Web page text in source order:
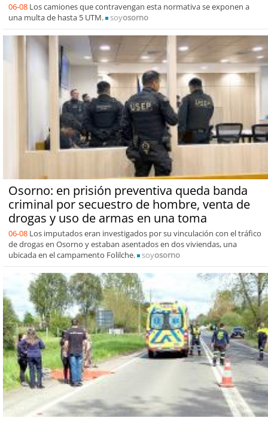
06-08 Los camiones que contravengan esta normativa se exponen a
una multa de hasta 5 UTM.
soyosorno
Osorno: en prisión preventiva queda banda
criminal por secuestro de hombre, venta de
drogas y uso de armas en una toma
06-08 Los imputados eran investigados por su vinculación con el tráfico
de drogas en Osorno y estaban asentados en dos viviendas, una
ubicada en el campamento Folilche.
soyosorno